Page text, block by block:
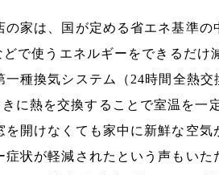
家は、国が定める省エネ基準の
で使うエネルギーをできるだけ
種換気システム（24時間全熱交
に熱を交換することで室温を一
開けなくても家中に新鮮な空気
状が軽減されたという声もいた